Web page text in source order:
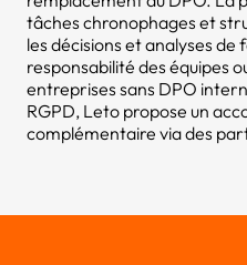
tâches chronophages et
les décisions et analyses de
responsabilité des équipes
entreprises sans DPO
RGPD, Leto propose un
complémentaire via des